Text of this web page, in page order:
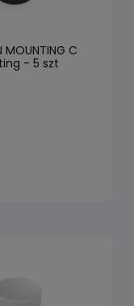
MOUNTING C
- 5 szt